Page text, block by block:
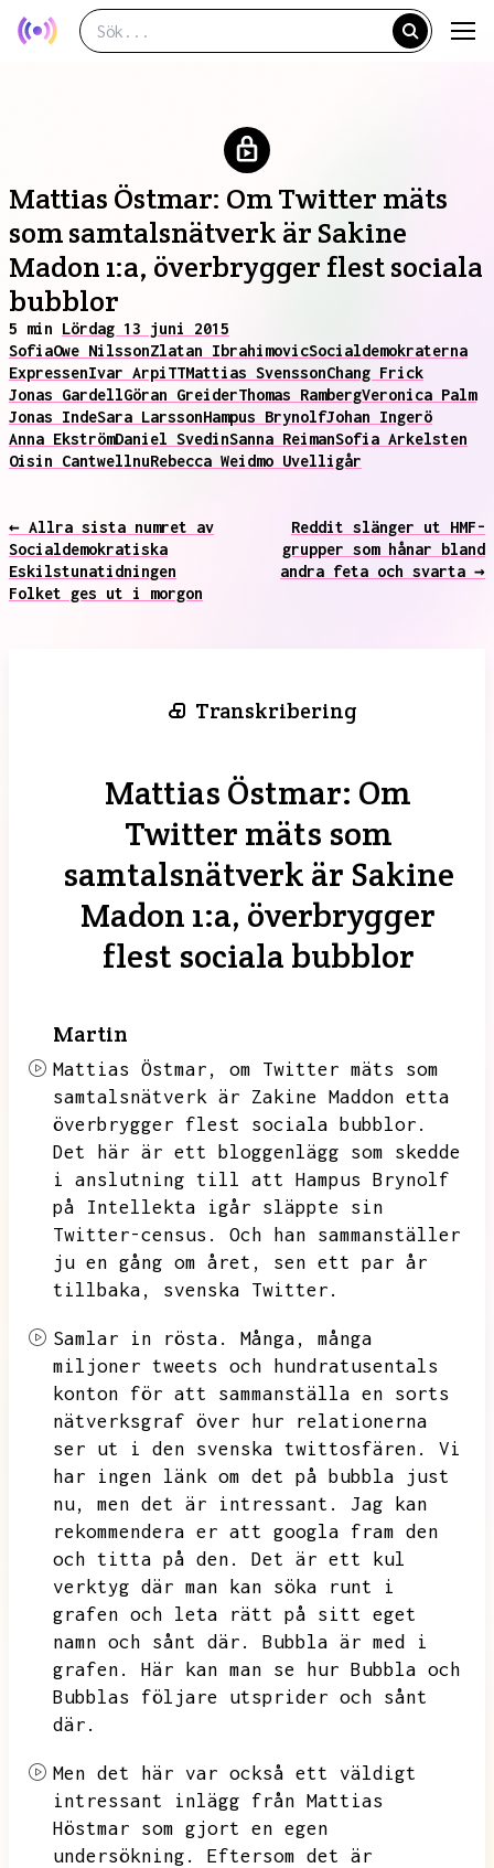
Mattias Östmar: Om Twitter mäts
som samtalsnätverk är Sakine
Madon 1:a, överbrygger flest sociala
bubblor
5 min Lördag 13 juni 2015
SofiaOwe NilssonZlatan IbrahimovicSocialdemokraterna
ExpressenIvar ArpiTTMattias SvenssonChang Frick
Jonas GardellGöran GreiderThomas RambergVeronica Palm
Jonas IndeSara LarssonHampus BrynolfJohan Ingerö
Anna EkströmDaniel SvedinSanna ReimanSofia Arkelsten
Oisin CantwellnuRebecca Weidmo Uvelligår
← Allra sista numret av
Socialdemokratiska
Eskilstunatidningen
Folket ges ut i morgon
Reddit slänger ut HMF-
grupper som hånar bland
andra feta och svarta →
Transkribering
Mattias Östmar: Om
Twitter mäts som
samtalsnätverk är Sakine
Madon 1:a, överbrygger
flest sociala bubblor
Martin
Mattias Östmar,
om Twitter mäts som
samtalsnätverk är Zakine Maddon etta
överbrygger flest sociala bubblor.
Det här är ett bloggenlägg som skedde
i anslutning till att Hampus Brynolf
på Intellekta igår släppte sin
Twitter-census.
Och han sammanställer
ju en gång om året,
sen ett par år
tillbaka,
svenska Twitter.
Samlar in rösta. Många,
många
miljoner tweets och hundratusentals
konton för att sammanställa en sorts
nätverksgraf över hur relationerna
ser ut i den svenska twittosfären.
Vi
har ingen länk om det på bubbla just
nu,
men det är intressant.
Jag kan
rekommendera er att googla fram den
och titta på den.
Det är ett kul
verktyg där man kan söka runt i
grafen och leta rätt på sitt eget
namn och sånt där.
Bubbla är med i
grafen.
Här kan man se hur Bubbla och
Bubblas följare utsprider och sånt
där.
Men det här var också ett väldigt
intressant inlägg från Mattias
Höstmar som gjort en egen
undersökning.
Eftersom det är